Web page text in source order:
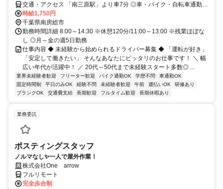
交通・アクセス 「南三原駅」より車7分 ◎車・バイク・自転車通勤可
能
時給1,750円
千葉県南房総市
勤務時間詳細 8:00～14:30 ※休憩120分/11:00～13:00 ※残業ほぼな
し ◎月～金の週5日勤務
仕事内容 ◆ 未経験から始められるドライバー募集 ◆ 「運転が好き」
「安定して働きたい」 そんなあなたにピッタリのお仕事です！ ＼ 幅
広い年代が活躍中！ ／ 20代～50代まで未経験スタート多数◎ ...
業界未経験者歓迎 フリーター歓迎 バイク通勤OK 学歴不問
車通勤OK
固定時間制
平日のみOK 経験不問 未経験者歓迎 午前 週払いOK
研修あり
ブランクOK
交通費支給 長期歓迎 フルタイム歓迎 長期休暇あり
業務委託
ポスティングスタッフ
ノルマなし✨一人で屋外作業！
株式会社One arrow
フルリモート
完全歩合制